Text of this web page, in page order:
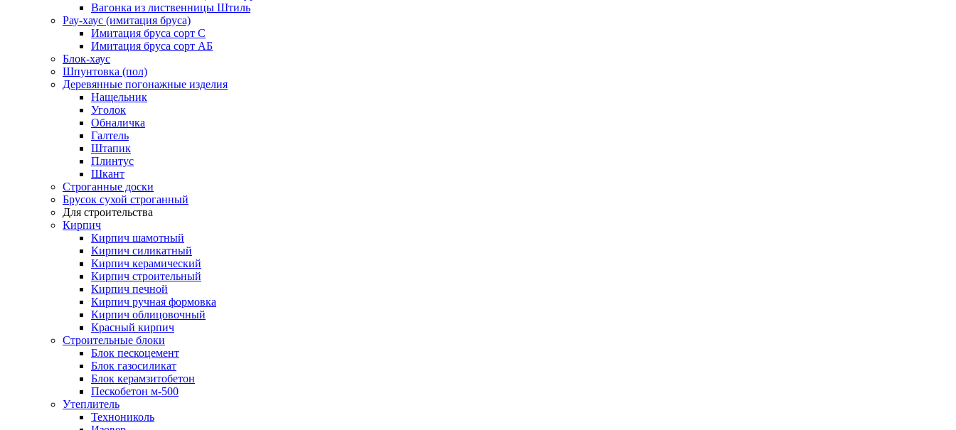
Вагонка из лиственницы Штиль
Рау-хаус (имитация бруса)
Имитация бруса сорт С
Имитация бруса сорт АБ
Блок-хаус
Шпунтовка (пол)
Деревянные погонажные изделия
Нащельник
Уголок
Обналичка
Галтель
Штапик
Плинтус
Шкант
Строганные доски
Брусок сухой строганный
Для строительства
Кирпич
Кирпич шамотный
Кирпич силикатный
Кирпич керамический
Кирпич строительный
Кирпич печной
Кирпич ручная формовка
Кирпич облицовочный
Красный кирпич
Строительные блоки
Блок пескоцемент
Блок газосиликат
Блок керамзитобетон
Пескобетон м-500
Утеплитель
Технониколь